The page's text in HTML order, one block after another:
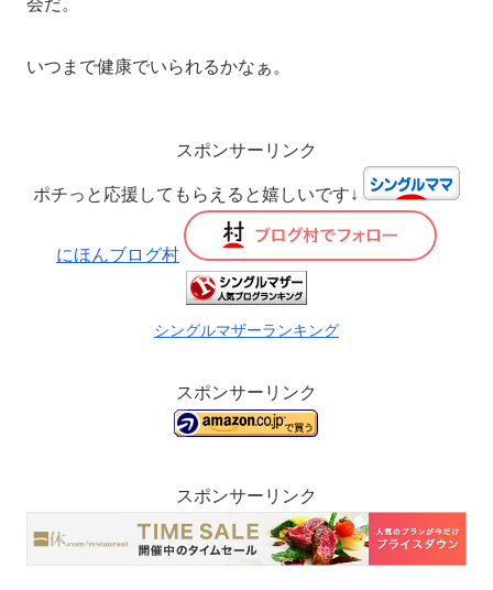
会だ。
いつまで健康でいられるかなぁ。
スポンサーリンク
ポチっと応援してもらえると嬉しいです↓
にほんブログ村
シングルマザーランキング
スポンサーリンク
スポンサーリンク